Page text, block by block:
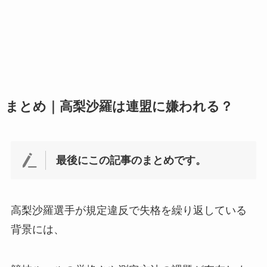
まとめ｜高梨沙羅は連盟に嫌われる？
最後にこの記事のまとめです。
高梨沙羅選手が規定違反で失格を繰り返している
背景には、